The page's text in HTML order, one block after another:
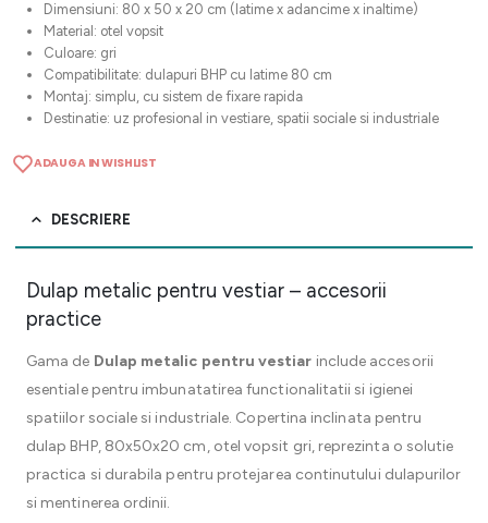
Dimensiuni: 80 x 50 x 20 cm (latime x adancime x inaltime)
Material: otel vopsit
Culoare: gri
Compatibilitate: dulapuri BHP cu latime 80 cm
Montaj: simplu, cu sistem de fixare rapida
Destinatie: uz profesional in vestiare, spatii sociale si industriale
ADAUGA IN WISHLIST
DESCRIERE
Dulap metalic pentru vestiar – accesorii
practice
Gama de Dulap metalic pentru vestiar include accesorii
esentiale pentru imbunatatirea functionalitatii si igienei
spatiilor sociale si industriale. Copertina inclinata pentru
dulap BHP, 80x50x20 cm, otel vopsit gri, reprezinta o solutie
practica si durabila pentru protejarea continutului dulapurilor
si mentinerea ordinii.